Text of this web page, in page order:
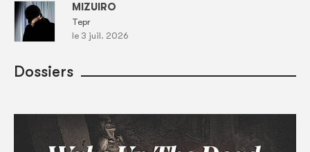
MIZUIRO
Tepr
le 3 juil. 2026
Dossiers